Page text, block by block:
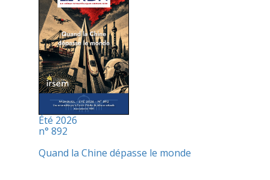
Été 2026
n° 892
Quand la Chine dépasse le monde